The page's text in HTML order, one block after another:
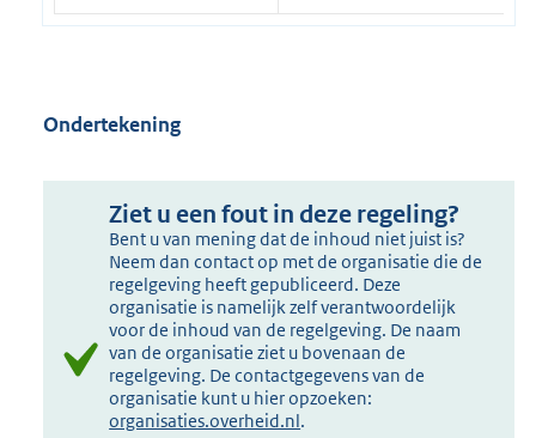
Ondertekening
Ziet u een fout in deze regeling?
Bent u van mening dat de inhoud niet juist is?
Neem dan contact op met de organisatie die de
regelgeving heeft gepubliceerd. Deze
organisatie is namelijk zelf verantwoordelijk
voor de inhoud van de regelgeving. De naam
van de organisatie ziet u bovenaan de
regelgeving. De contactgegevens van de
organisatie kunt u hier opzoeken:
organisaties.overheid.nl.